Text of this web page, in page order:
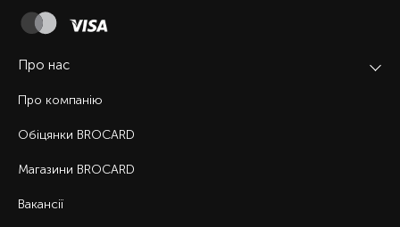
Про нас
Про компанію
Обіцянки BROCARD
Магазини BROCARD
Вакансії